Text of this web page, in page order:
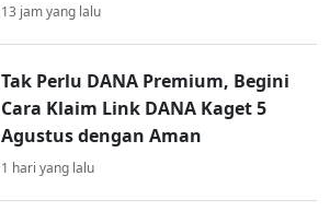
13 jam yang lalu
Tak Perlu DANA Premium, Begini
Cara Klaim Link DANA Kaget 5
Agustus dengan Aman
1 hari yang lalu